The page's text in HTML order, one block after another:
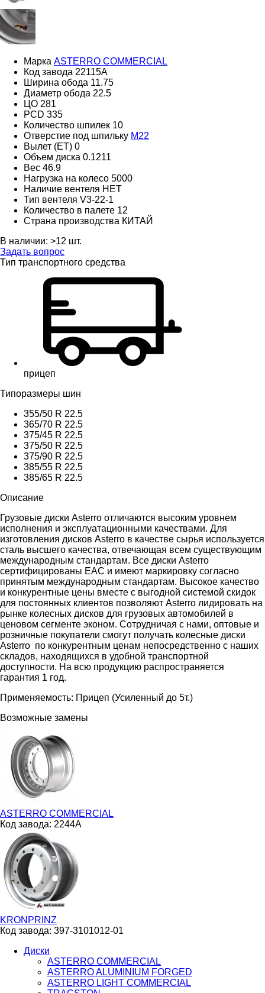
Марка ASTERRO COMMERCIAL
Код завода 22115А
Ширина обода 11.75
Диаметр обода 22.5
ЦО 281
PCD 335
Количество шпилек 10
Отверстие под шпильку M22
Вылет (ET) 0
Объем диска 0.1211
Вес 46.9
Нагрузка на колесо 5000
Наличие вентеля НЕТ
Тип вентеля V3-22-1
Количество в палете 12
Страна производства КИТАЙ
В наличии: >12 шт.
Задать вопрос
Тип транспортного средства
прицеп
Типоразмеры шин
355/50 R 22.5
365/70 R 22.5
375/45 R 22.5
375/50 R 22.5
375/90 R 22.5
385/55 R 22.5
385/65 R 22.5
Описание
Грузовые диски Asterro отличаются высоким уровнем
исполнения и эксплуатационными качествами. Для
изготовления дисков Asterro в качестве сырья используется
сталь высшего качества, отвечающая всем существующим
международным стандартам. Все диски Asterro
сертифицированы ЕАС и имеют маркировку согласно
принятым международным стандартам. Высокое качество
и конкурентные цены вместе с выгодной системой скидок
для постоянных клиентов позволяют Asterro лидировать на
рынке колесных дисков для грузовых автомобилей в
ценовом сегменте эконом. Сотрудничая с нами, оптовые и
розничные покупатели смогут получать колесные диски
Asterro по конкурентным ценам непосредственно с наших
складов, находящихся в удобной транспортной
доступности. На всю продукцию распространяется
гарантия 1 год.
Применяемость: Прицеп (Усиленный до 5т.)
Возможные замены
ASTERRO COMMERCIAL
Код завода: 2244А
KRONPRINZ
Код завода: 397-3101012-01
Диски
ASTERRO COMMERCIAL
ASTERRO ALUMINIUM FORGED
ASTERRO LIGHT COMMERCIAL